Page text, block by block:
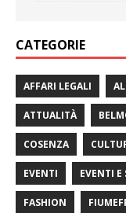
CATEGORIE
AFFARI LEGALI
ATTUALITÀ
COSENZA
EVENTI EVENTI E
FASHION